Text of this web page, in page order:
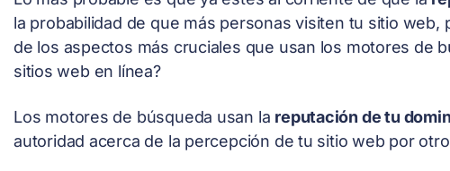
la probabilidad de que más personas visiten tu sitio web,
de los aspectos más cruciales que usan los motores de
sitios web en línea?
Los motores de búsqueda usan la reputación de tu
autoridad acerca de la percepción de tu sitio web por